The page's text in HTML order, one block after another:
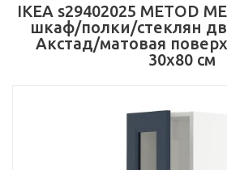
IKEA s29402025 METOD
шкаф/полки/стеклян
Акстад/матовая
30x80 см